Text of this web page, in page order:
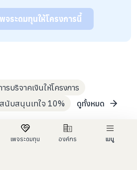
เพจระดมทุน องค์กร เมนู
จระดมทุนให้โครงการนี้
รบริจาคเงินให้โครงการ
นับสนุนเทใจ 10% ดูทั้งหมด